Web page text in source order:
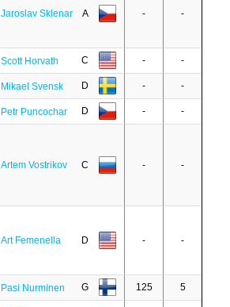
Jaroslav Sklenar A - -
Scott Horvath C - -
Mikael Svensk D - -
Petr Puncochar D - -
Artem Vostrikov C - -
Art Femenella D - -
Pasi Nurminen G 125 5